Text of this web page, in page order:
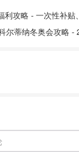
大利语翻译+公
国内户籍所在
之前，是需要
月中国加入海牙